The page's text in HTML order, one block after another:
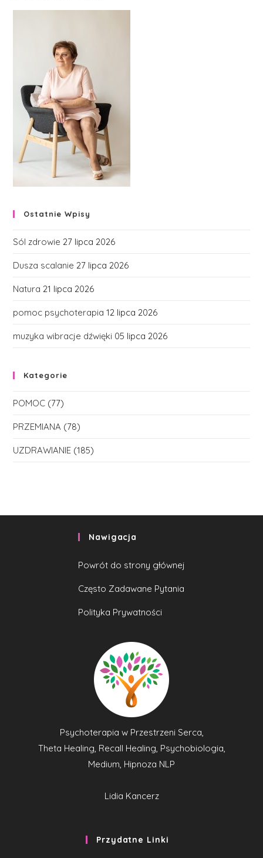
Ostatnie Wpisy
Sól zdrowie 27 lipca 2026
Dusza scalanie 27 lipca 2026
Natura 21 lipca 2026
pomoc psychoterapia 12 lipca 2026
muzyka wibracje dźwięki 05 lipca 2026
Kategorie
POMOC (77)
PRZEMIANA (78)
UZDRAWIANIE (185)
Nawigacja
Powrót do strony głównej
Często Zadawane Pytania
Polityka Prywatności
Psychoterapia w Przestrzeni Serca,
Theta Healing, Recall Healing, Psychobiologia,
Medium, Hipnoza NLP
Lidia Kancerz
Przydatne Linki